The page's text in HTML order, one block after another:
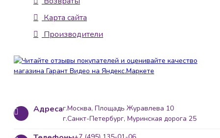
Карта сайта
Производители
Адресаг.Москва, Площадь Журавлева 10
г.Санкт-Петербург, Муринская дорога 25